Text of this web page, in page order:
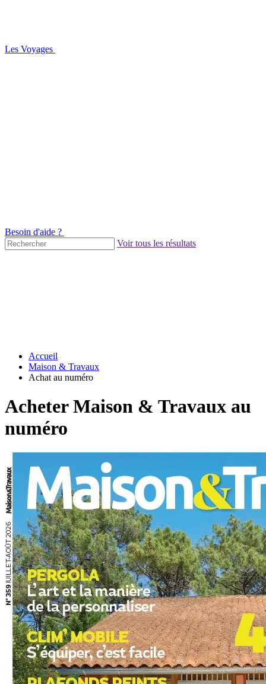
Les Voyages
Besoin d'aide ?
Voir tous les résultats
Accueil
Maison & Travaux
Achat au numéro
Acheter Maison & Travaux au
numéro